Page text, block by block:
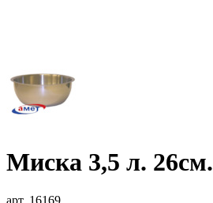
Миска 3,5 л. 26см.
арт. 16169